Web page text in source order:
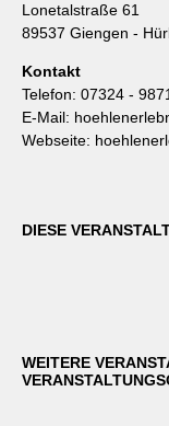
Lonetalstraße 61
89537 Giengen -
Kontakt
Telefon: 07324 -
E-Mail:
Webseite:
DIESE
WEITERE